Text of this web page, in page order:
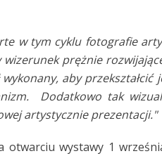
w tym cyklu fotografie
prężnie
aby przekształcić
Dodatkowo tak
artystycznie prezentacji."
otwarciu wystawy 1